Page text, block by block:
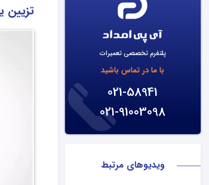
پلتفرم تخصصی تعمیرات
با ما در تماس باشید
021-58941
021-91003098
ویدیوهای مرتبط
تزیین